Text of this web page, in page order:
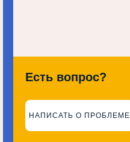
Есть вопрос?
НАПИСАТЬ О ПРОБЛЕМЕ